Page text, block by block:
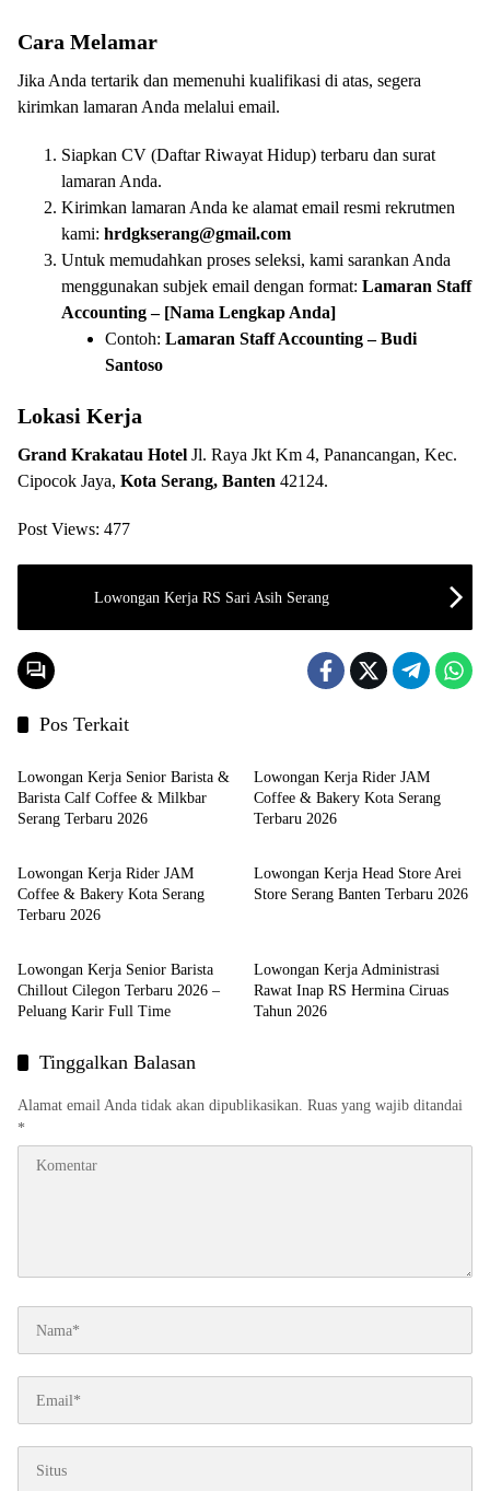
Cara Melamar
Jika Anda tertarik dan memenuhi kualifikasi di atas, segera
kirimkan lamaran Anda melalui email.
Siapkan CV (Daftar Riwayat Hidup) terbaru dan surat
lamaran Anda.
Kirimkan lamaran Anda ke alamat email resmi rekrutmen
kami: hrdgkserang@gmail.com
Untuk memudahkan proses seleksi, kami sarankan Anda
menggunakan subjek email dengan format: Lamaran Staff
Accounting – [Nama Lengkap Anda]
Contoh: Lamaran Staff Accounting – Budi
Santoso
Lokasi Kerja
Grand Krakatau Hotel Jl. Raya Jkt Km 4, Panancangan, Kec.
Cipocok Jaya, Kota Serang, Banten 42124.
Post Views: 477
Lowongan Kerja RS Sari Asih Serang
Pos Terkait
LOKER SERANG
Lowongan Kerja Senior Barista &
Barista Calf Coffee & Milkbar
Serang Terbaru 2026
Lowongan Kerja Rider JAM
Coffee & Bakery Kota Serang
Terbaru 2026
LOKER SERANG
Lowongan Kerja Rider JAM
Coffee & Bakery Kota Serang
Terbaru 2026
LOKER SERANG
Lowongan Kerja Head Store Arei
Store Serang Banten Terbaru 2026
LOKER SERANG
Lowongan Kerja Senior Barista
Chillout Cilegon Terbaru 2026 –
Peluang Karir Full Time
Lowongan Kerja Administrasi
Rawat Inap RS Hermina Ciruas
Tahun 2026
Tinggalkan Balasan
Alamat email Anda tidak akan dipublikasikan. Ruas yang wajib ditandai
*